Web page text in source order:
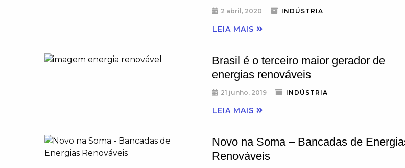
2 abril, 2020 INDÚSTRIA
LEIA MAIS
Brasil é o terceiro maior gerador de
energias renováveis
21 junho, 2019 INDÚSTRIA
LEIA MAIS
Novo na Soma – Bancadas de
Renováveis